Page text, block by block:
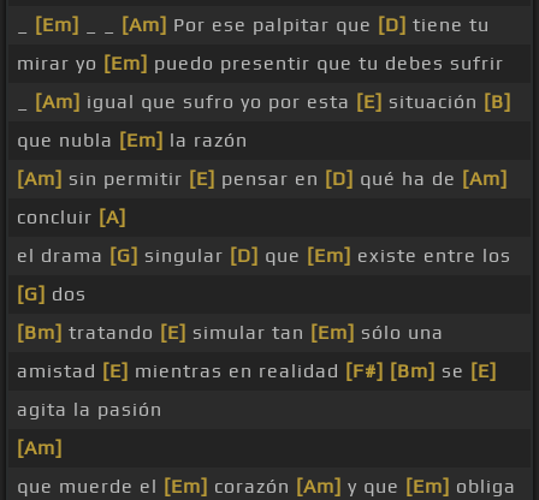
[Em] [Am] Por ese palpitar que [D] tiene tu
mirar yo [Em] puedo presentir que tu debes sufrir
[Am] igual que sufro yo por esta [E] situación [B]
que nubla [Em] la razón
[Am] sin permitir [E] pensar en [D] qué ha de [Am]
concluir [A]
el drama [G] singular [D] que [Em] existe entre los
[G] dos
[Bm] tratando [E] simular tan [Em] sólo una
amistad [E] mientras en realidad [F#] [Bm] se [E]
agita la pasión
[Am]
que muerde el [Em] corazón [Am] y que [Em] obliga